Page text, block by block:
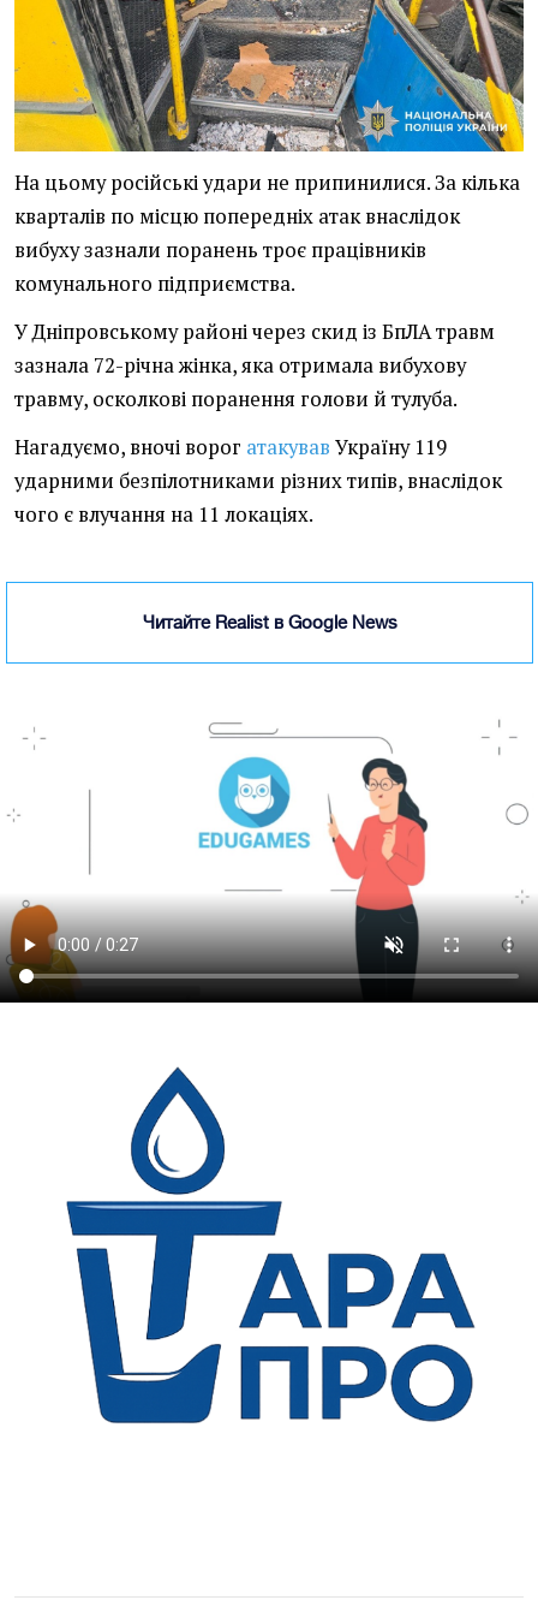
На цьому російські удари не припинилися. За кілька
кварталів по місцю попередніх атак внаслідок
вибуху зазнали поранень троє працівників
комунального підприємства.
У Дніпровському районі через скид із БпЛА травм
зазнала 72-річна жінка, яка отримала вибухову
травму, осколкові поранення голови й тулуба.
Нагадуємо, вночі ворог атакував Україну 119
ударними безпілотниками різних типів, внаслідок
чого є влучання на 11 локаціях.
Читайте Realist в Google News